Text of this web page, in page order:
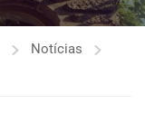
Notícias